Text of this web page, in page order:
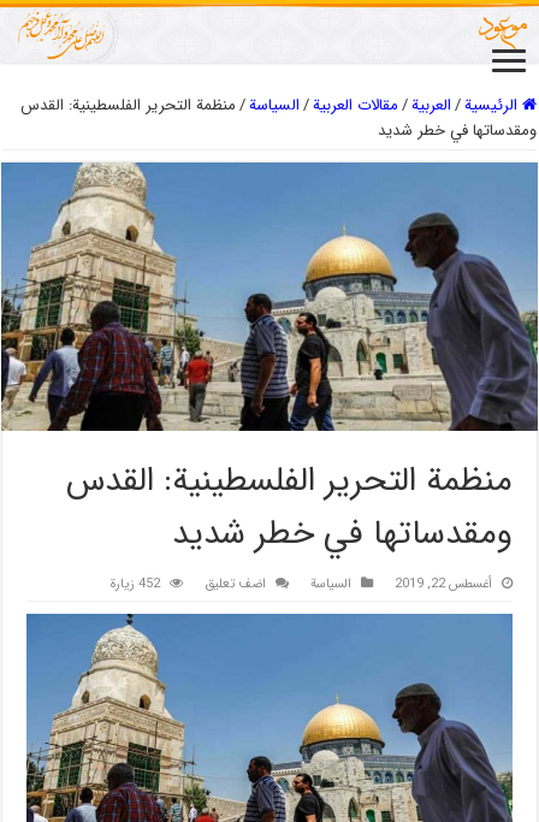
الرئيسية/العربیة/مقالات العربیة/السیاسة/منظمة التحرير الفلسطينية: القدس
ومقدساتها في خطر شديد
منظمة التحرير الفلسطينية: القدس
ومقدساتها في خطر شديد
أغسطس 22, 2019 السیاسة اضف تعليق 452 زيارة